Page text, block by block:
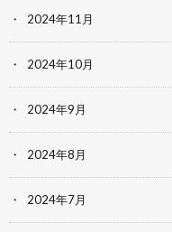
2024年11月
2024年10月
2024年9月
2024年8月
2024年7月